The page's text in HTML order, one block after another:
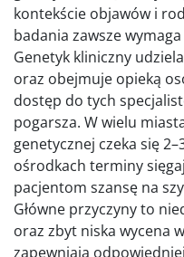
kontekście objawów i
badania zawsze
Genetyk kliniczny
oraz obejmuje opieką
dostęp do tych
pogarsza. W wielu
genetycznej czeka się
ośrodkach terminy
pacjentom szansę na
Główne przyczyny to
oraz zbyt niska wycena
zapewniają